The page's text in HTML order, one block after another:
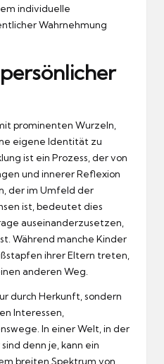
individuelle
Wahrnehmung
prominenten Wurzeln,
eigene Identität zu
ist ein Prozess, der von
und innerer Reflexion
der im Umfeld der
ist, bedeutet dies
auseinanderzusetzen,
Während manche Kinder
ihrer Eltern treten,
anderen Weg.
durch Herkunft, sondern
Interessen,
In einer Welt, in der
denn je, kann ein
breiten Spektrum von